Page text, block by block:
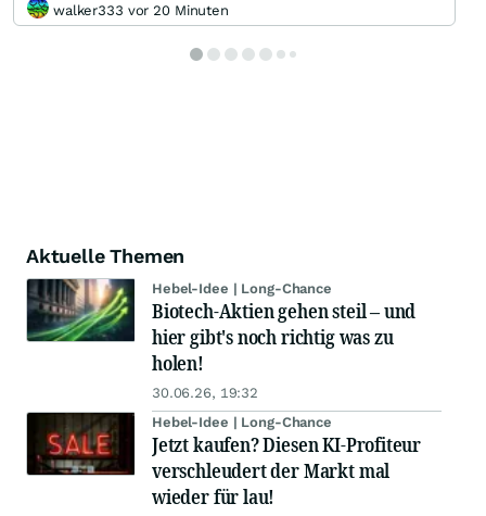
walker333 vor 20 Minuten
Aktuelle Themen
Hebel-Idee | Long-Chance
Biotech-Aktien gehen steil – und
hier gibt's noch richtig was zu
holen!
30.06.26, 19:32
Hebel-Idee | Long-Chance
Jetzt kaufen? Diesen KI-Profiteur
verschleudert der Markt mal
wieder für lau!